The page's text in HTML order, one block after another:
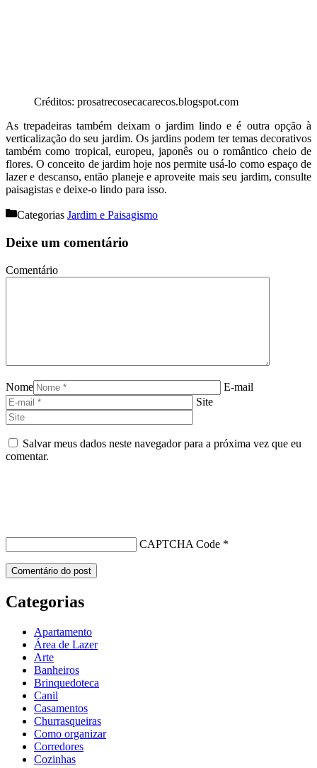
Créditos: prosatrecosecacarecos.blogspot.com
As trepadeiras também deixam o jardim lindo e é outra opção à
verticalização do seu jardim. Os jardins podem ter temas decorativos
também como tropical, europeu, japonês ou o romântico cheio de
flores. O conceito de jardim hoje nos permite usá-lo como espaço de
lazer e descanso, então planeje e aproveite mais seu jardim, consulte
paisagistas e deixe-o lindo para isso.
Categorias Jardim e Paisagismo
Deixe um comentário
Comentário
Nome
E-mail
Site
Salvar meus dados neste navegador para a próxima vez que eu
comentar.
CAPTCHA Code *
Categorias
Apartamento
Área de Lazer
Arte
Banheiros
Brinquedoteca
Canil
Casamentos
Churrasqueiras
Como organizar
Corredores
Cozinhas